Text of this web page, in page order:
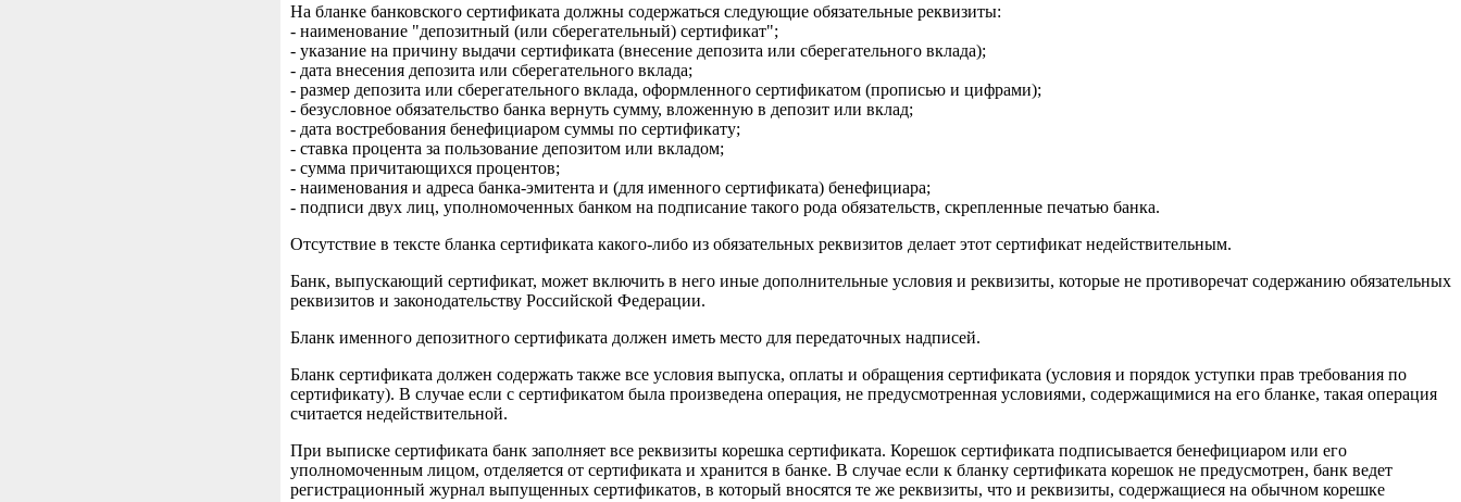
На бланке банковского сертификата должны содержаться следующие обязательные реквизиты:
- наименование "депозитный (или сберегательный) сертификат";
- указание на причину выдачи сертификата (внесение депозита или сберегательного вклада);
- дата внесения депозита или сберегательного вклада;
- размер депозита или сберегательного вклада, оформленного сертификатом (прописью и цифрами);
- безусловное обязательство банка вернуть сумму, вложенную в депозит или вклад;
- дата востребования бенефициаром суммы по сертификату;
- ставка процента за пользование депозитом или вкладом;
- сумма причитающихся процентов;
- наименования и адреса банка-эмитента и (для именного сертификата) бенефициара;
- подписи двух лиц, уполномоченных банком на подписание такого рода обязательств, скрепленные печатью банка.
Отсутствие в тексте бланка сертификата какого-либо из обязательных реквизитов делает этот сертификат недействительным.
Банк, выпускающий сертификат, может включить в него иные дополнительные условия и реквизиты, которые не противоречат содержанию обязательных
реквизитов и законодательству Российской Федерации.
Бланк именного депозитного сертификата должен иметь место для передаточных надписей.
Бланк сертификата должен содержать также все условия выпуска, оплаты и обращения сертификата (условия и порядок уступки прав требования по
сертификату). В случае если с сертификатом была произведена операция, не предусмотренная условиями, содержащимися на его бланке, такая операция
считается недействительной.
При выписке сертификата банк заполняет все реквизиты корешка сертификата. Корешок сертификата подписывается бенефициаром или его
уполномоченным лицом, отделяется от сертификата и хранится в банке. В случае если к бланку сертификата корешок не предусмотрен, банк ведет
регистрационный журнал выпущенных сертификатов, в который вносятся те же реквизиты, что и реквизиты, содержащиеся на обычном корешке